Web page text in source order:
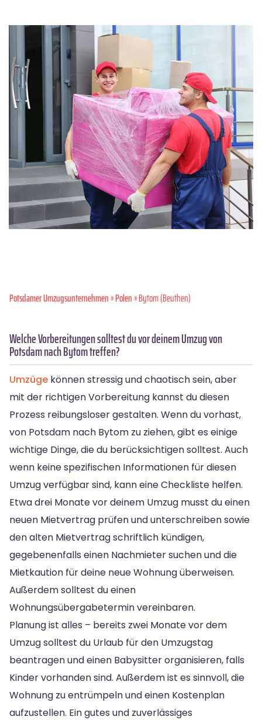
Potsdamer Umzugsunternehmen»Polen» Bytom (Beuthen)
Welche Vorbereitungen solltest du vor deinem Umzug von
Potsdam nach Bytom treffen?
Umzüge können stressig und chaotisch sein, aber
mit der richtigen Vorbereitung kannst du diesen
Prozess reibungsloser gestalten. Wenn du vorhast,
von Potsdam nach Bytom zu ziehen, gibt es einige
wichtige Dinge, die du berücksichtigen solltest. Auch
wenn keine spezifischen Informationen für diesen
Umzug verfügbar sind, kann eine Checkliste helfen.
Etwa drei Monate vor deinem Umzug musst du einen
neuen Mietvertrag prüfen und unterschreiben sowie
den alten Mietvertrag schriftlich kündigen,
gegebenenfalls einen Nachmieter suchen und die
Mietkaution für deine neue Wohnung überweisen.
Außerdem solltest du einen
Wohnungsübergabetermin vereinbaren.
Planung ist alles – bereits zwei Monate vor dem
Umzug solltest du Urlaub für den Umzugstag
beantragen und einen Babysitter organisieren, falls
Kinder vorhanden sind. Außerdem ist es sinnvoll, die
Wohnung zu entrümpeln und einen Kostenplan
aufzustellen. Ein gutes und zuverlässiges